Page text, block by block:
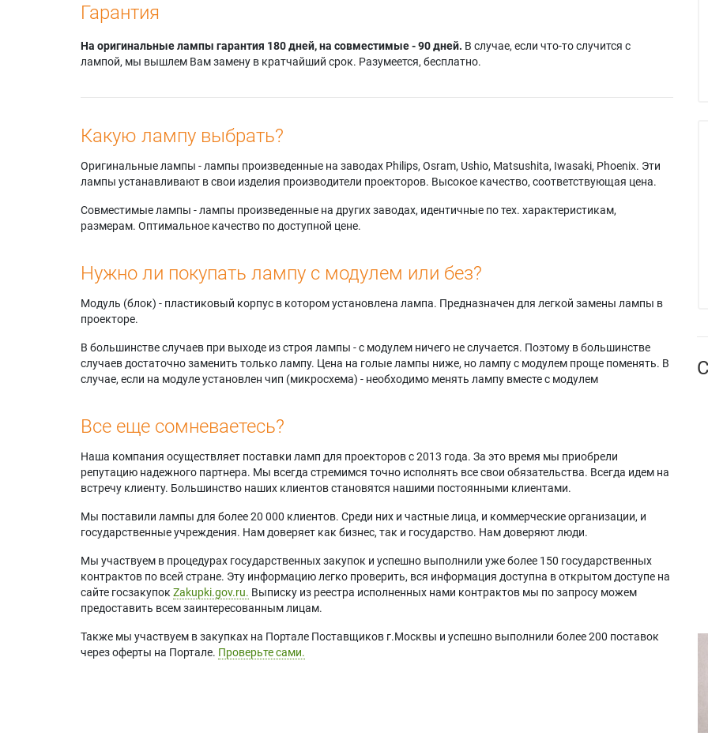
Гарантия
На оригинальные лампы гарантия 180 дней, на совместимые - 90 дней. В случае, если что-то случится с
лампой, мы вышлем Вам замену в кратчайший срок. Разумеется, бесплатно.
Какую лампу выбрать?
Оригинальные лампы - лампы произведенные на заводах Philips, Osram, Ushio, Matsushita, Iwasaki, Phoenix. Эти
лампы устанавливают в свои изделия производители проекторов. Высокое качество, соответствующая цена.
Совместимые лампы - лампы произведенные на других заводах, идентичные по тех. характеристикам,
размерам. Оптимальное качество по доступной цене.
Нужно ли покупать лампу с модулем или без?
Модуль (блок) - пластиковый корпус в котором установлена лампа. Предназначен для легкой замены лампы в
проекторе.
В большинстве случаев при выходе из строя лампы - с модулем ничего не случается. Поэтому в большинстве
случаев достаточно заменить только лампу. Цена на голые лампы ниже, но лампу с модулем проще поменять. В
случае, если на модуле установлен чип (микросхема) - необходимо менять лампу вместе с модулем
Все еще сомневаетесь?
Наша компания осуществляет поставки ламп для проекторов с 2013 года. За это время мы приобрели
репутацию надежного партнера. Мы всегда стремимся точно исполнять все свои обязательства. Всегда идем на
встречу клиенту. Большинство наших клиентов становятся нашими постоянными клиентами.
Мы поставили лампы для более 20 000 клиентов. Среди них и частные лица, и коммерческие организации, и
государственные учреждения. Нам доверяет как бизнес, так и государство. Нам доверяют люди.
Мы участвуем в процедурах государственных закупок и успешно выполнили уже более 150 государственных
контрактов по всей стране. Эту информацию легко проверить, вся информация доступна в открытом доступе на
сайте госзакупок Zakupki.gov.ru. Выписку из реестра исполненных нами контрактов мы по запросу можем
предоставить всем заинтересованным лицам.
Также мы участвуем в закупках на Портале Поставщиков г.Москвы и успешно выполнили более 200 поставок
через оферты на Портале. Проверьте сами.